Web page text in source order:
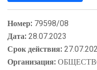
Номер: 79598/08
Дата:28.07.2023
Срок действия:
Организация: